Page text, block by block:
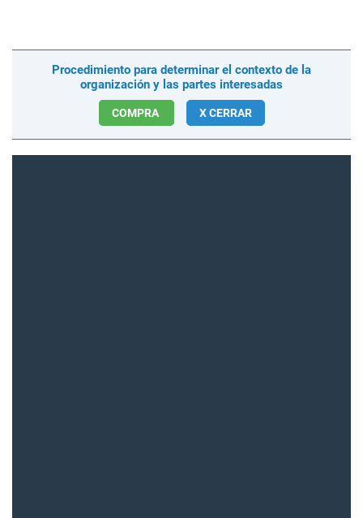
Procedimiento para determinar el contexto de la
organización y las partes interesadas
COMPRA X CERRAR